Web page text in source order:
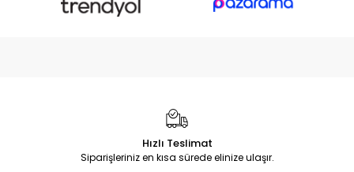
Hızlı Teslimat
Siparişleriniz en kısa sürede elinize ulaşır.